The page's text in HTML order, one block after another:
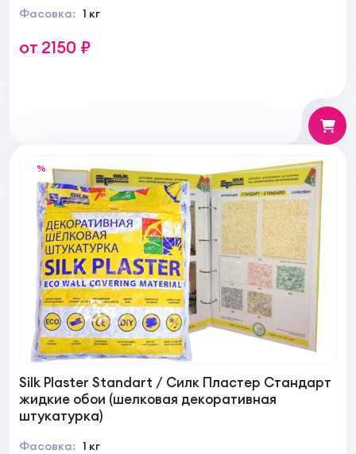
Фасовка: 1 кг
от 2150 ₽
%
Silk Plaster Standart / Силк Пластер Стандарт
жидкие обои (шелковая декоративная
штукатурка)
Фасовка: 1 кг